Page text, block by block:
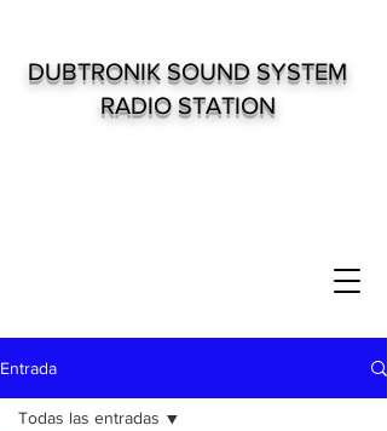
DUBTRONIK SOUND SYSTEM
RADIO STATION
Entrada
Todas las entradas